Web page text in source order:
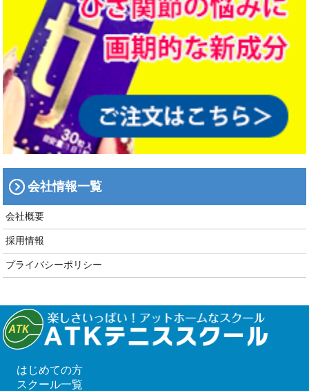
会社情報一覧
会社概要
採用情報
プライバシーポリシー
はじめての方
スクール一覧